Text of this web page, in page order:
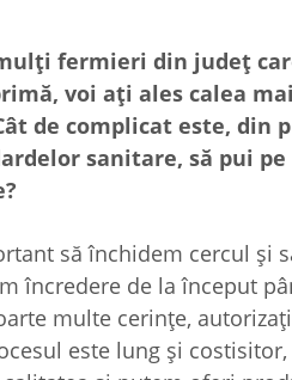
fermieri din județ
voi ați ales calea
de complicat este, din
sanitare, să pui
să închidem cercul și
încredere de la început
multe cerințe,
este lung și